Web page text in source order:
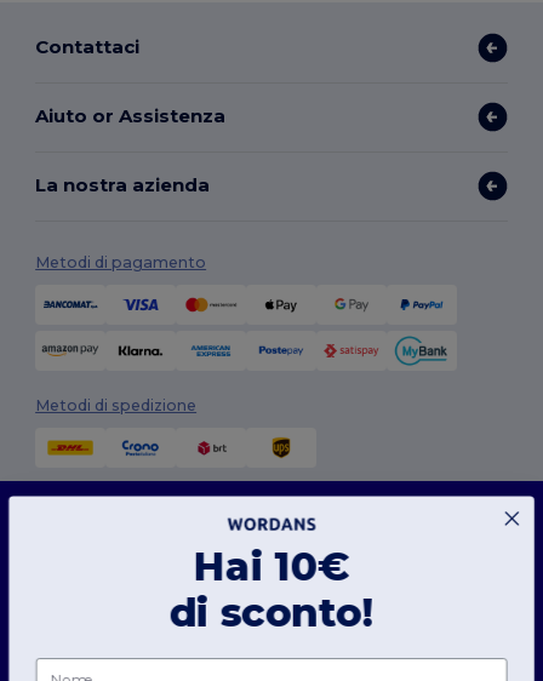
Contattaci
Aiuto or Assistenza
La nostra azienda
Metodi di pagamento
Metodi di spedizione
Il nostro sito web utilizza sia cookie propri che di terze parti per migliorare la
funzionalità generale, ricordare le tue preferenze, analizzare le prestazioni del sito web
e garantire un'esperienza di navigazione fluida e personalizzata, compresi contenuti
su misura, interazioni ottimizzate con il nostro sito web e pubblicità.
Puoi gestire le tue preferenze sui cookie in qualsiasi momento. I cookie essenziali,
necessari per il funzionamento del sito web, non possono essere disattivati in quanto
consentire o bloccare altri tipi di cookie, come quelli utilizzati per la personalizzazione,
l'analisi e la pubblicità.
Hai 10€
di sconto!
Nome